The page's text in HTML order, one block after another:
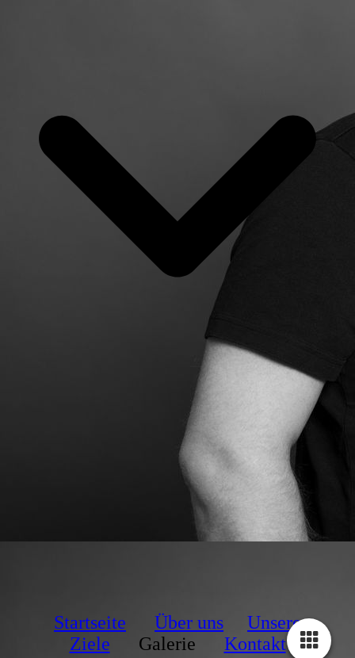
Startseite Über uns
Unsere
Ziele
Galerie Kontakt